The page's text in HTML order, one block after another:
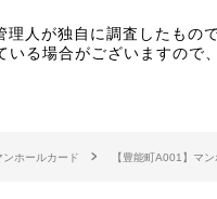
理人が独自に調査したもので
いる場合がございますので
ンホールカード 【豊能町A001】マ